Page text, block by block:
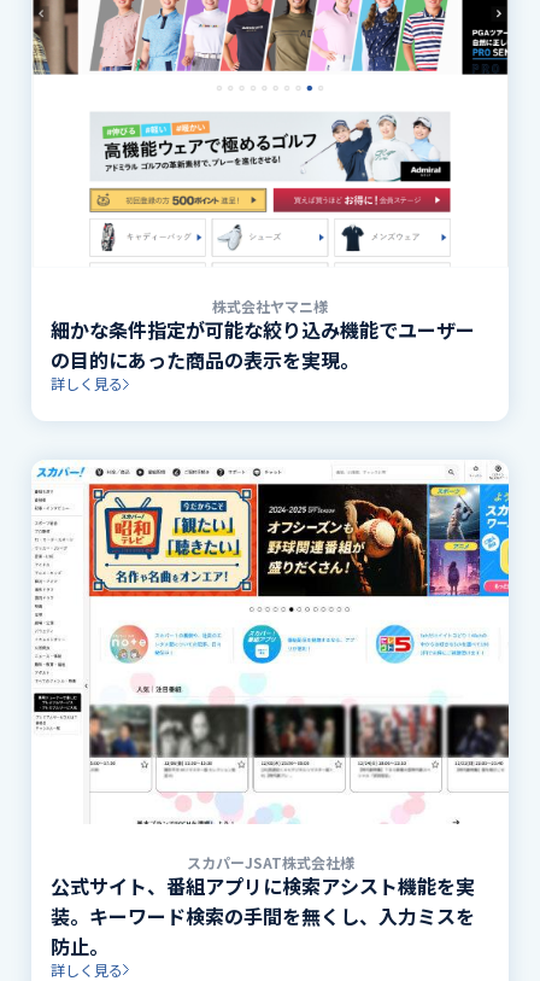
株式会社ヤマニ様
細かな条件指定が可能な絞り込み機能でユーザー
の目的にあった商品の表示を実現。
詳しく見る
スカパーJSAT株式会社様
公式サイト、番組アプリに検索アシスト機能を実
装。キーワード検索の手間を無くし、入力ミスを
防止。
詳しく見る